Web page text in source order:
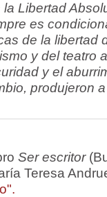
Libertad
es
de la libertad
y del teatro
y el
produjeron
Ser escritor
Teresa